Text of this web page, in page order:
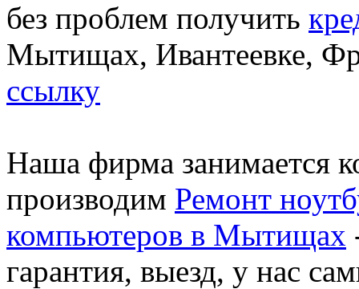
без проблем получить
Мытищах, Ивантеевке,
ссылку
Наша фирма занимается
производим Ремонт
компьютеров в Мытищах
гарантия, выезд, у нас